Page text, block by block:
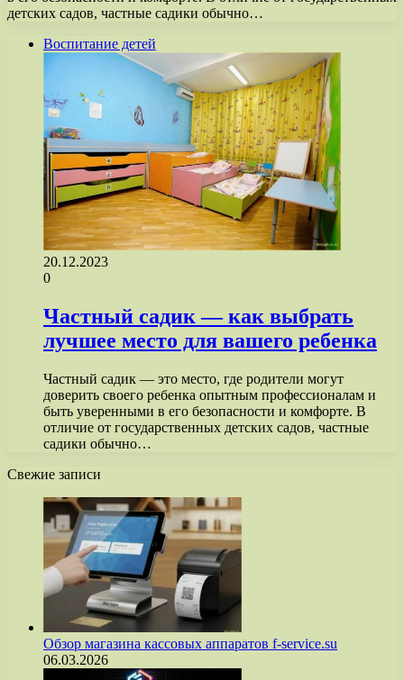
детских садов, частные садики обычно…
Воспитание детей
20.12.2023
0
Частный садик — как выбрать
лучшее место для вашего ребенка
Частный садик — это место, где родители могут
доверить своего ребенка опытным профессионалам и
быть уверенными в его безопасности и комфорте. В
отличие от государственных детских садов, частные
садики обычно…
Свежие записи
Обзор магазина кассовых аппаратов f-service.su
06.03.2026